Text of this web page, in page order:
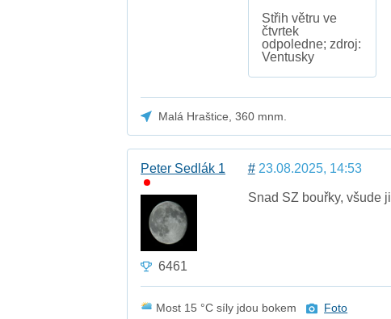
Střih větru ve
čtvrtek
odpoledne; zdroj:
Ventusky
Malá Hraštice, 360 mnm.
Peter Sedlák 1
6461
#23.08.2025, 14:53
Snad SZ bouřky, všude
Most 15 °C síly jdou bokem Foto